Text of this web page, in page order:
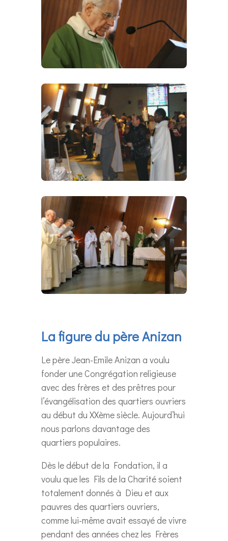
La figure du père Anizan
Le père Jean-Emile Anizan a voulu
fonder une Congrégation religieuse
avec des frères et des prêtres pour
l’évangélisation des quartiers ouvriers
au début du XXème siècle. Aujourd’hui
nous parlons davantage des
quartiers populaires.
Dès le début de la Fondation, il a
voulu que les Fils de la Charité soient
totalement donnés à Dieu et aux
pauvres des quartiers ouvriers,
comme lui-même avait essayé de vivre
pendant des années chez les Frères